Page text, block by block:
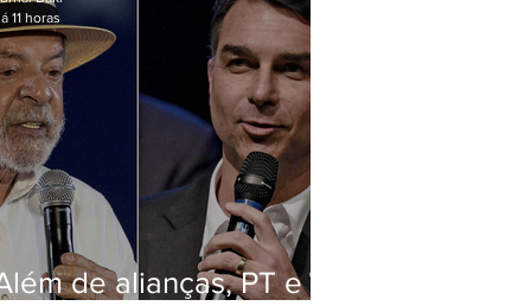
de alianças, PT e
11 horas